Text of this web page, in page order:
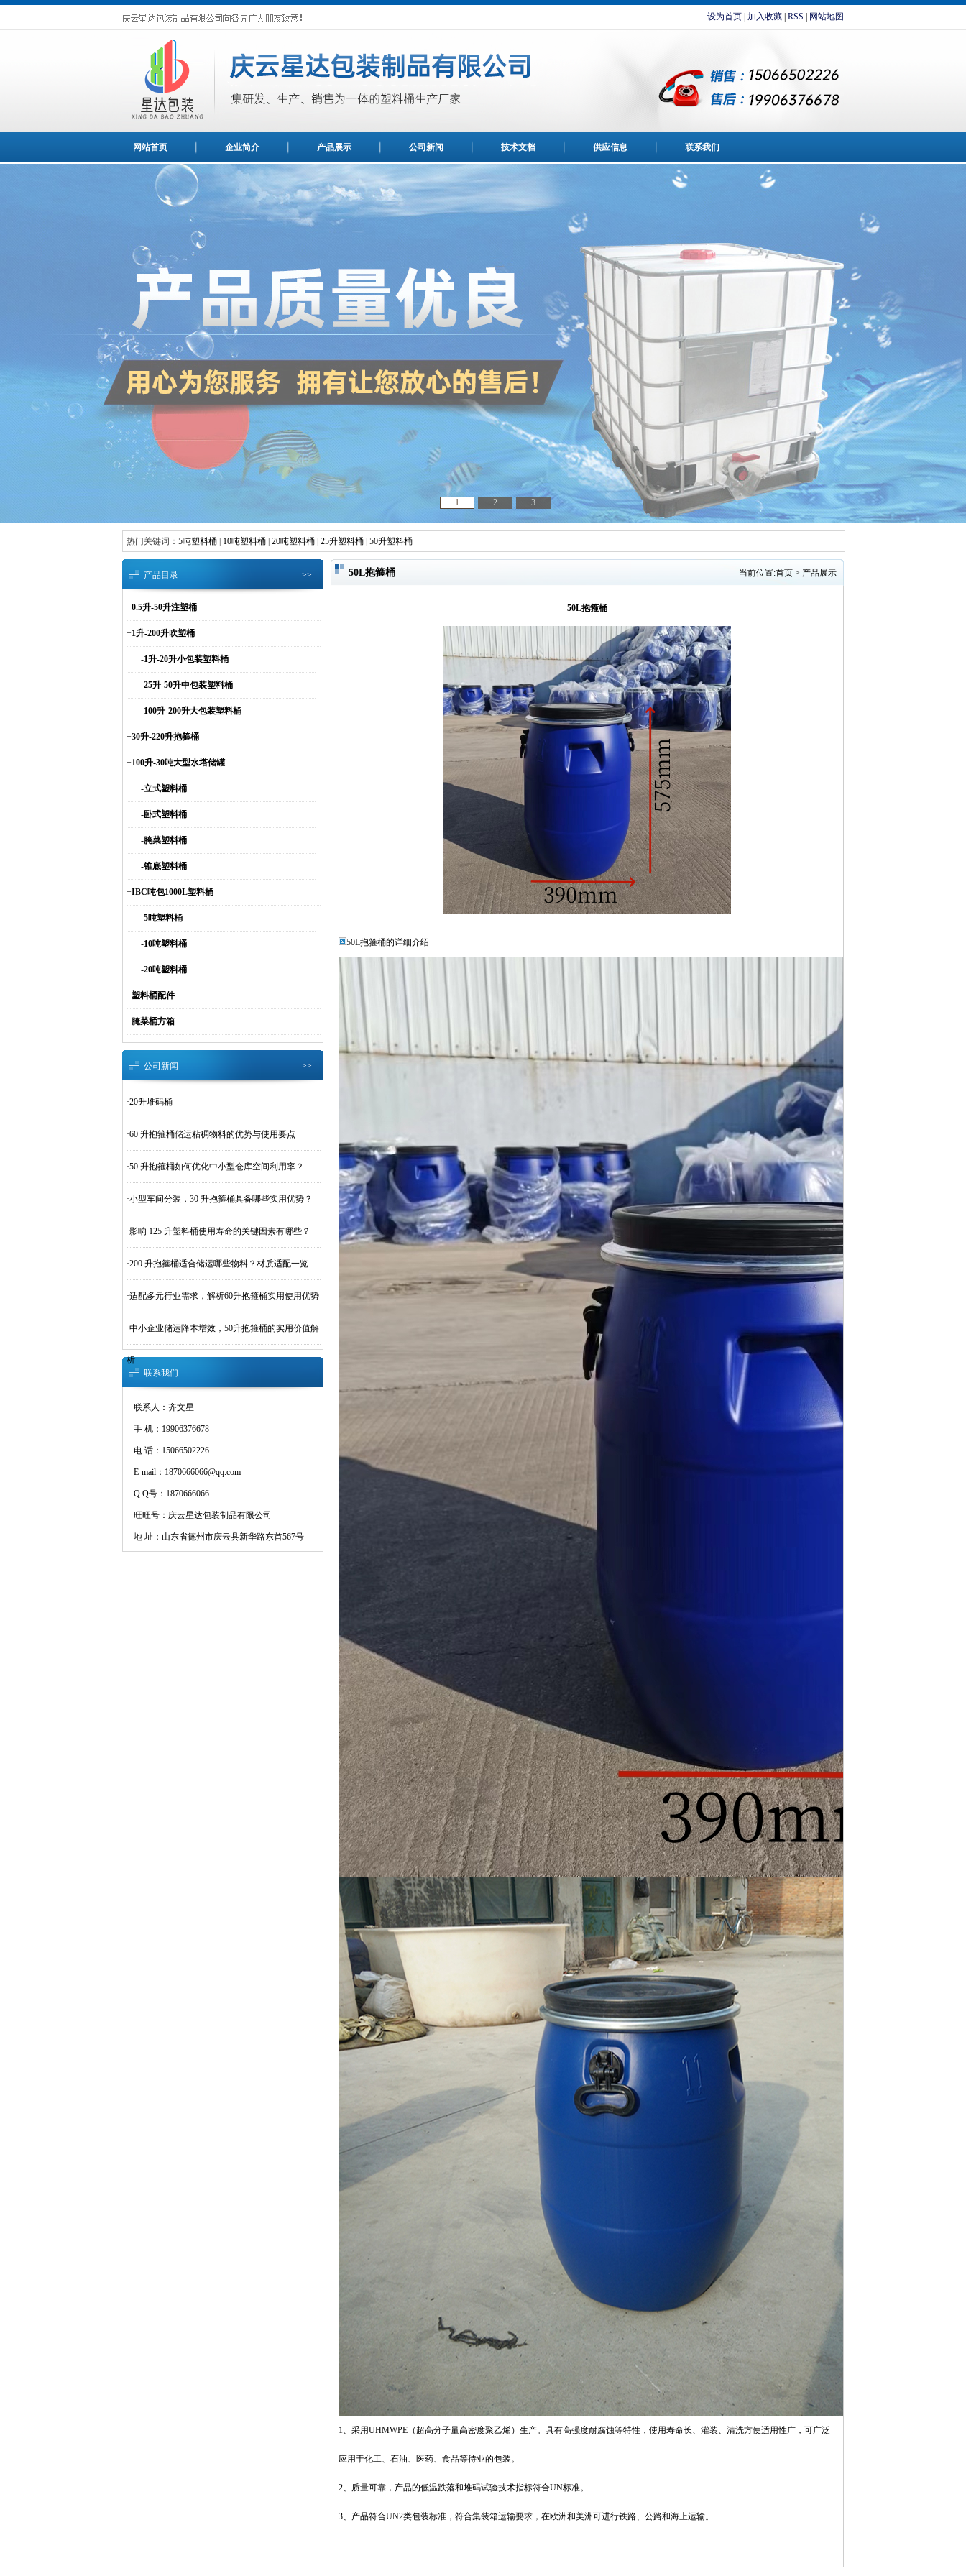
设为首页 加入收藏 RSS 网站地图
网站首页 企业简介 产品展示 公司新闻 技术文档 供应信息 联系我们
1 2 3
热门关键词： 5吨塑料桶 10吨塑料桶 20吨塑料桶 25升塑料桶 50升塑料桶
产品目录 >>
+0.5升-50升注塑桶
+1升-200升吹塑桶
-1升-20升小包装塑料桶
-25升-50升中包装塑料桶
-100升-200升大包装塑料桶
+30升-220升抱箍桶
+100升-30吨大型水塔储罐
-立式塑料桶
-卧式塑料桶
-腌菜塑料桶
-锥底塑料桶
+IBC吨包1000L塑料桶
-5吨塑料桶
-10吨塑料桶
-20吨塑料桶
+塑料桶配件
+腌菜桶方箱
公司新闻 >>
·20升堆码桶
·60 升抱箍桶储运粘稠物料的优势与使用要点
·50 升抱箍桶如何优化中小型仓库空间利用率？
·小型车间分装，30 升抱箍桶具备哪些实用优势？
·影响 125 升塑料桶使用寿命的关键因素有哪些？
·200 升抱箍桶适合储运哪些物料？材质适配一览
·适配多元行业需求，解析60升抱箍桶实用使用优势
·中小企业储运降本增效，50升抱箍桶的实用价值解
析
联系我们
联系人：齐文星
手 机：19906376678
电 话：15066502226
E-mail：1870666066@qq.com
Q Q号：1870666066
旺旺号：庆云星达包装制品有限公司
地 址：山东省德州市庆云县新华路东首567号
当前位置:首页 > 产品展示
50L抱箍桶
50L抱箍桶
50L抱箍桶的详细介绍
1、采用UHMWPE（超高分子量高密度聚乙烯）生产。具有高强度耐腐蚀等特性，使用寿命长、灌装、清洗方便适用性广，可广泛
应用于化工、石油、医药、食品等待业的包装。
2、质量可靠，产品的低温跌落和堆码试验技术指标符合UN标准。
3、产品符合UN2类包装标准，符合集装箱运输要求，在欧洲和美洲可进行铁路、公路和海上运输。